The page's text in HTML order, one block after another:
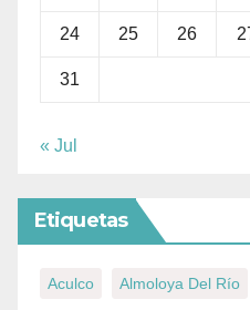
24 25 26
31
« Jul
Etiquetas
Aculco Almoloya Del Río